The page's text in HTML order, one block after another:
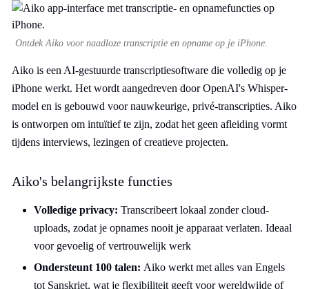
Ontdek Aiko voor naadloze transcriptie en opname op je iPhone.
Aiko is een AI-gestuurde transcriptiesoftware die volledig op je
iPhone werkt. Het wordt aangedreven door OpenAI's Whisper-
model en is gebouwd voor nauwkeurige, privé-transcripties. Aiko
is ontworpen om intuïtief te zijn, zodat het geen afleiding vormt
tijdens interviews, lezingen of creatieve projecten.
Aiko's belangrijkste functies
Volledige privacy: Transcribeert lokaal zonder cloud-
uploads, zodat je opnames nooit je apparaat verlaten. Ideaal
voor gevoelig of vertrouwelijk werk
Ondersteunt 100 talen: Aiko werkt met alles van Engels
tot Sanskriet, wat je flexibiliteit geeft voor wereldwijde of